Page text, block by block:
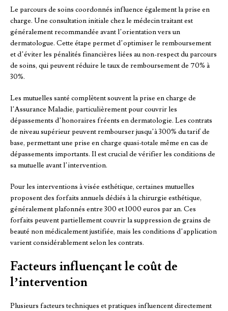
Le parcours de soins coordonnés influence également la prise en
charge. Une consultation initiale chez le médecin traitant est
généralement recommandée avant l’orientation vers un
dermatologue. Cette étape permet d’optimiser le remboursement
et d’éviter les pénalités financières liées au non-respect du parcours
de soins, qui peuvent réduire le taux de remboursement de 70% à
30%.
Les mutuelles santé complètent souvent la prise en charge de
l’Assurance Maladie, particulièrement pour couvrir les
dépassements d’honoraires fréents en dermatologie. Les contrats
de niveau supérieur peuvent rembourser jusqu’à 300% du tarif de
base, permettant une prise en charge quasi-totale même en cas de
dépassements importants. Il est crucial de vérifier les conditions de
sa mutuelle avant l’intervention.
Pour les interventions à visée esthétique, certaines mutuelles
proposent des forfaits annuels dédiés à la chirurgie esthétique,
généralement plafonnés entre 300 et 1000 euros par an. Ces
forfaits peuvent partiellement couvrir la suppression de grains de
beauté non médicalement justifiée, mais les conditions d’application
varient considérablement selon les contrats.
Facteurs influençant le coût de
l’intervention
Plusieurs facteurs techniques et pratiques influencent directement